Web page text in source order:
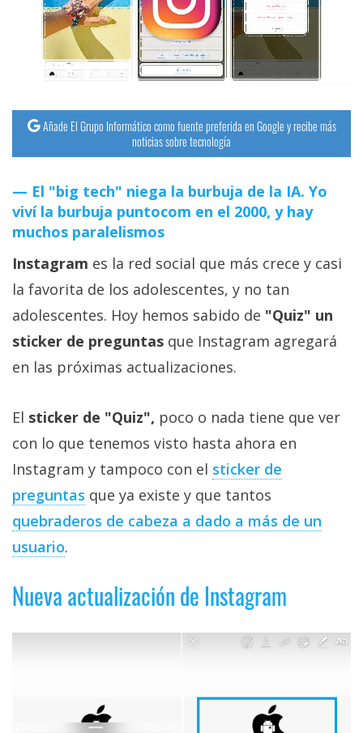
Operadores
Trucos
Tutoriales
Sistemas
operativos
Profesional
+
Más
temas
Sorteos
Foros
Contacto
/
Sobre
/
privacidad
Añade El Grupo Informático como fuente preferida en Google y recibe más
noticias sobre tecnología
El "big tech" niega la burbuja de la IA. Yo
viví la burbuja puntocom en el 2000, y hay
muchos paralelismos
Instagram es la red social que más crece y casi
la favorita de los adolescentes, y no tan
adolescentes. Hoy hemos sabido de "Quiz" un
sticker de preguntas que Instagram agregará
en las próximas actualizaciones.
El sticker de "Quiz", poco o nada tiene que ver
con lo que tenemos visto hasta ahora en
Instagram y tampoco con el sticker de
preguntas que ya existe y que tantos
quebraderos de cabeza a dado a más de un
usuario.
Nueva actualización de Instagram